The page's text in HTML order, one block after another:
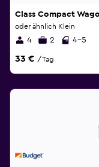
Class Compact
oder ähnlich Klein
4 2 4-5
33 € /Tag